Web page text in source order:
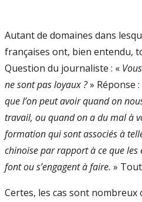
Autant de domaines dans
françaises ont, bien entendu,
Question du journaliste : «
ne sont pas loyaux ?» Réponse :
que l’on peut avoir quand on
travail, ou quand on a du mal à
formation qui sont associés à
chinoise par rapport à ce que les
font ou s’engagent à faire. »
Certes, les cas sont nombreux